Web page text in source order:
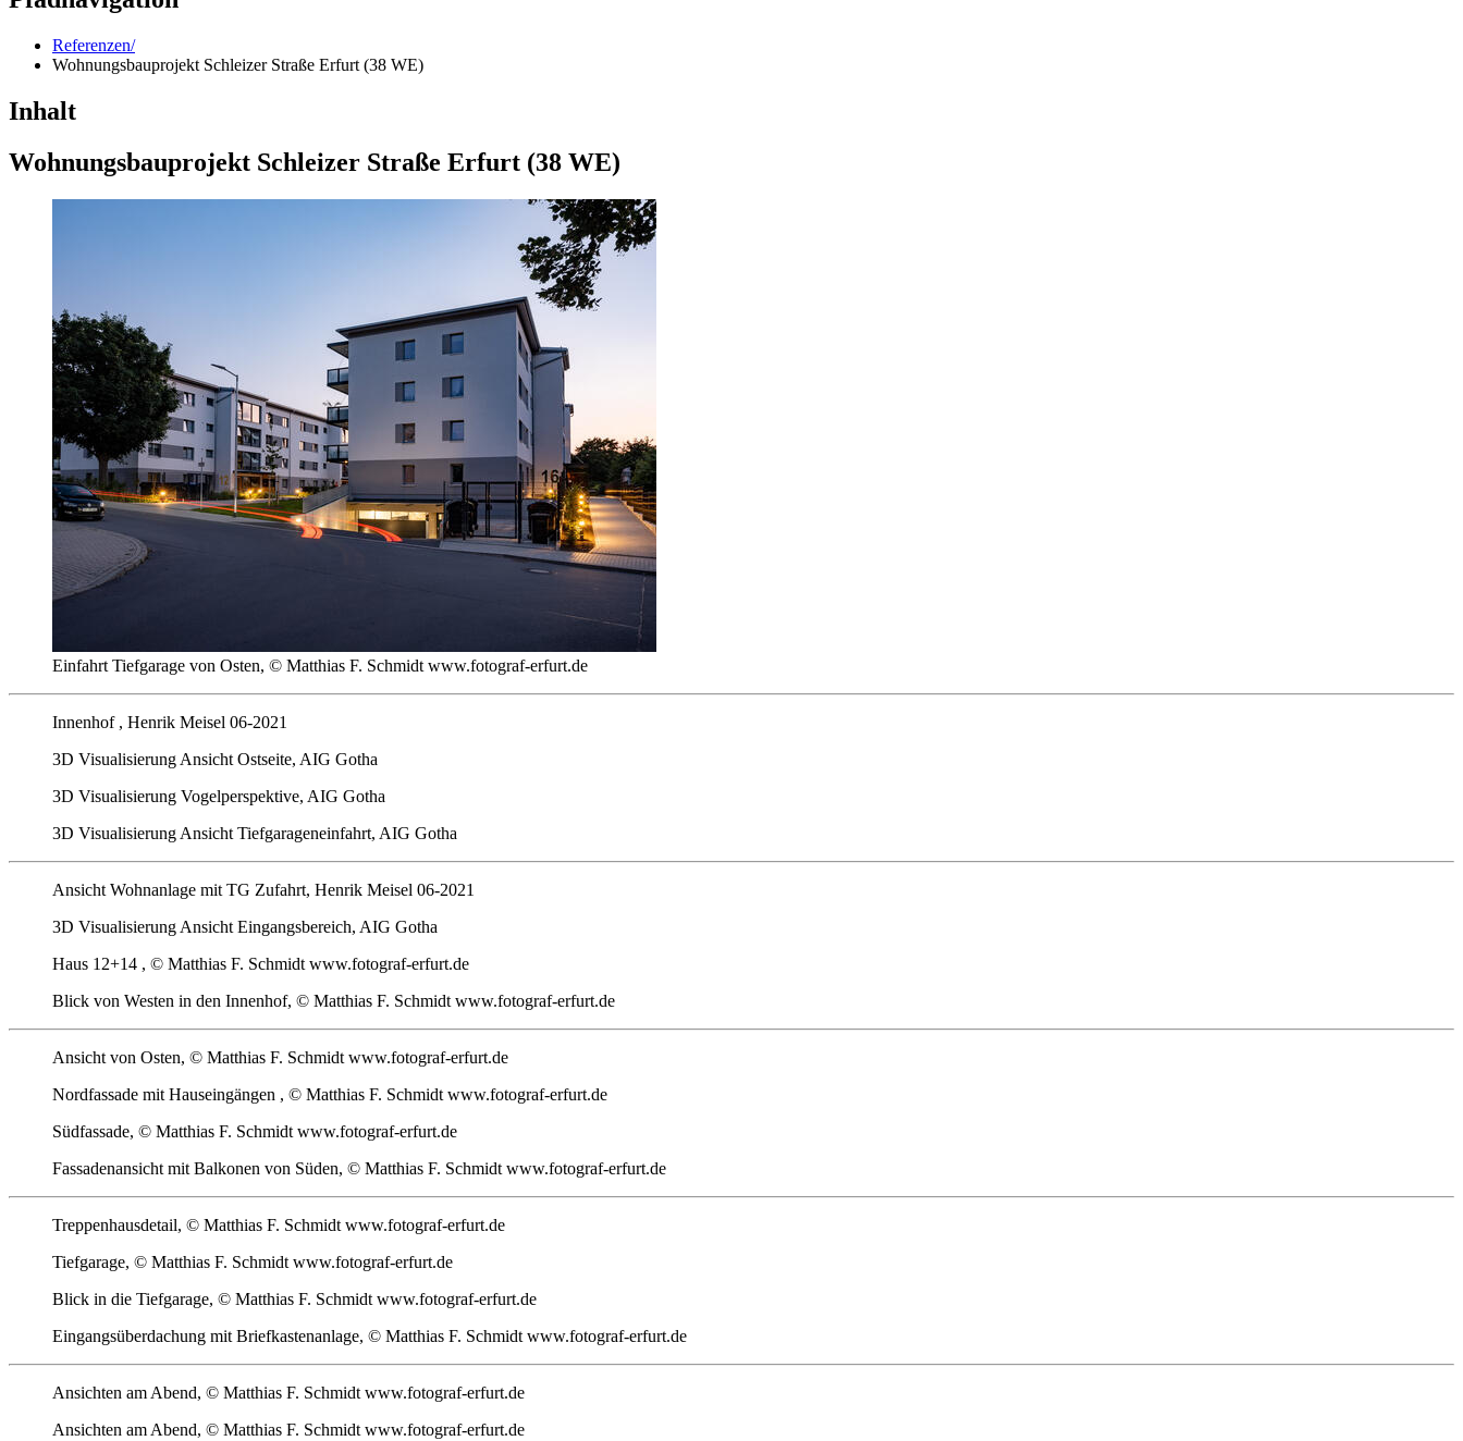
Referenzen/
Wohnungsbauprojekt Schleizer Straße Erfurt (38 WE)
Inhalt
Wohnungsbauprojekt Schleizer Straße Erfurt (38 WE)
Einfahrt Tiefgarage von Osten, © Matthias F. Schmidt www.fotograf-erfurt.de
Innenhof , Henrik Meisel 06-2021
3D Visualisierung Ansicht Ostseite, AIG Gotha
3D Visualisierung Vogelperspektive, AIG Gotha
3D Visualisierung Ansicht Tiefgarageneinfahrt, AIG Gotha
Ansicht Wohnanlage mit TG Zufahrt, Henrik Meisel 06-2021
3D Visualisierung Ansicht Eingangsbereich, AIG Gotha
Haus 12+14 , © Matthias F. Schmidt www.fotograf-erfurt.de
Blick von Westen in den Innenhof, © Matthias F. Schmidt www.fotograf-erfurt.de
Ansicht von Osten, © Matthias F. Schmidt www.fotograf-erfurt.de
Nordfassade mit Hauseingängen , © Matthias F. Schmidt www.fotograf-erfurt.de
Südfassade, © Matthias F. Schmidt www.fotograf-erfurt.de
Fassadenansicht mit Balkonen von Süden, © Matthias F. Schmidt www.fotograf-erfurt.de
Treppenhausdetail, © Matthias F. Schmidt www.fotograf-erfurt.de
Tiefgarage, © Matthias F. Schmidt www.fotograf-erfurt.de
Blick in die Tiefgarage, © Matthias F. Schmidt www.fotograf-erfurt.de
Eingangsüberdachung mit Briefkastenanlage, © Matthias F. Schmidt www.fotograf-erfurt.de
Ansichten am Abend, © Matthias F. Schmidt www.fotograf-erfurt.de
Ansichten am Abend, © Matthias F. Schmidt www.fotograf-erfurt.de